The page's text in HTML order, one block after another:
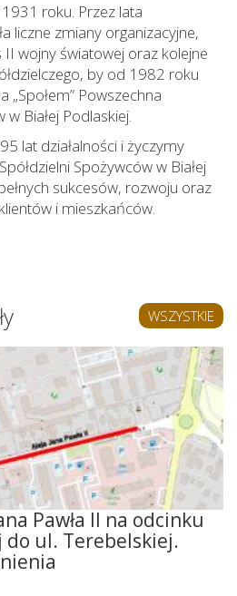
1931 roku. Przez lata
liczne zmiany organizacyjne,
wojny światowej oraz kolejne
by od 1982 roku
„Społem” Powszechna
w Białej Podlaskiej.
lat działalności i życzymy
Spożywców w Białej
sukcesów, rozwoju oraz
i mieszkańców.
WSZYSTKIE
Pawła II na odcinku
do ul. Terebelskiej.